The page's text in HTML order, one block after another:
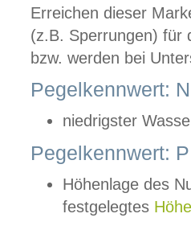
Erreichen dieser
(z.B. Sperrungen) für
bzw. werden bei
Pegelkennwert:
niedrigster
Pegelkennwert:
Höhenlage des
festgelegtes